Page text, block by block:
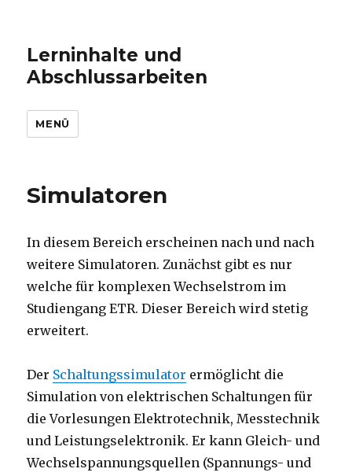
Lerninhalte und
Abschlussarbeiten
MENÜ
Simulatoren
In diesem Bereich erscheinen nach und nach
weitere Simulatoren. Zunächst gibt es nur
welche für komplexen Wechselstrom im
Studiengang ETR. Dieser Bereich wird stetig
erweitert.
Der Schaltungssimulator ermöglicht die
Simulation von elektrischen Schaltungen für
die Vorlesungen Elektrotechnik, Messtechnik
und Leistungselektronik. Er kann Gleich- und
Wechselspannungsquellen (Spannungs- und